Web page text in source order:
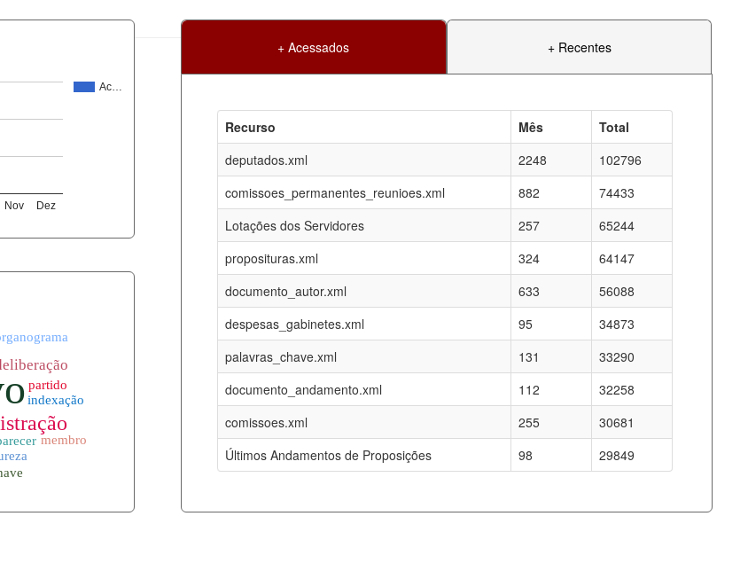
Ac…
Nov Dez
+ Acessados + Recentes
Recurso Mês
Total
deputados.xml
2248
102796
comissoes_permanentes_reunioes.xml
882
74433
Lotações dos Servidores
257
65244
proposituras.xml
324
64147
documento_autor.xml
633
56088
despesas_gabinetes.xml
95
34873
palavras_chave.xml
131
33290
documento_andamento.xml
112
32258
comissoes.xml
255
30681
Últimos Andamentos de Proposições
98 29849
08-08-2026
08-08-2026
08-08-2026
08-08-2026
08-08-2026
08-08-2026